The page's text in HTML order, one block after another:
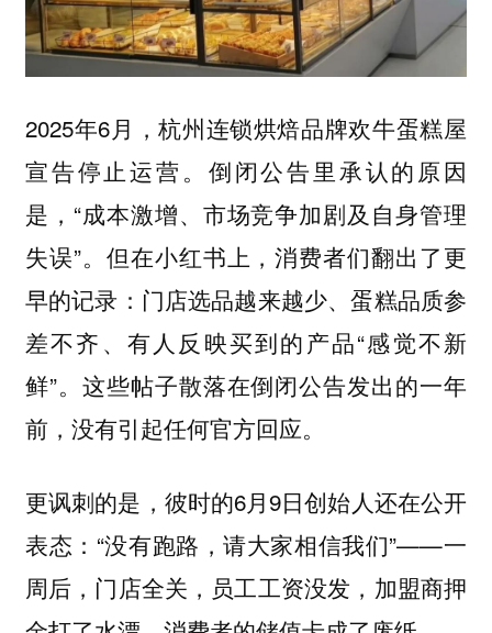
2025年6月，杭州连锁烘焙品牌欢牛蛋糕屋
宣告停止运营。倒闭公告里承认的原因
是，“成本激增、市场竞争加剧及自身管理
失误”。但在小红书上，消费者们翻出了更
早的记录：门店选品越来越少、蛋糕品质参
差不齐、有人反映买到的产品“感觉不新
鲜”。这些帖子散落在倒闭公告发出的一年
前，没有引起任何官方回应。
更讽刺的是，彼时的6月9日创始人还在公开
表态：“没有跑路，请大家相信我们”——一
周后，门店全关，员工工资没发，加盟商押